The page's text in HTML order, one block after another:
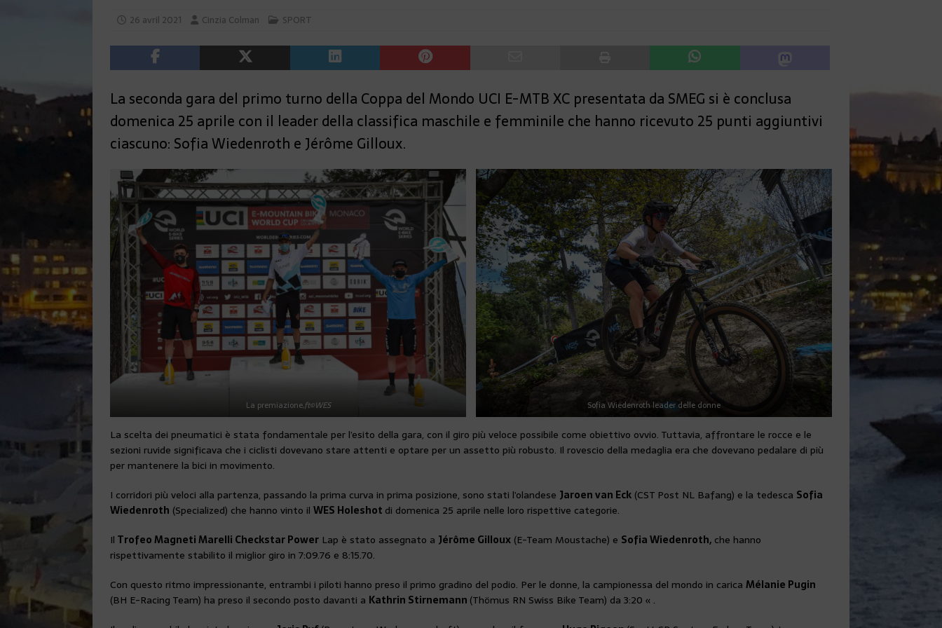
26 avril 2021 Cinzia Colman SPORT
La seconda gara del primo turno della Coppa del Mondo UCI E-MTB XC presentata da SMEG si è conclusa
domenica 25 aprile con il leader della classifica maschile e femminile che hanno ricevuto 25 punti aggiuntivi
ciascuno: Sofia Wiedenroth e Jérôme Gilloux.
La premiazione,ft©WES Sofia Wiedenroth leader delle donne
La scelta dei pneumatici è stata fondamentale per l’esito della gara, con il giro più veloce possibile come obiettivo ovvio. Tuttavia, affrontare le rocce e le
sezioni ruvide significava che i ciclisti dovevano stare attenti e optare per un assetto più robusto. Il rovescio della medaglia era che dovevano pedalare di più
per mantenere la bici in movimento.
I corridori più veloci alla partenza, passando la prima curva in prima posizione, sono stati l’olandese Jaroen van Eck (CST Post NL Bafang) e la tedesca Sofia
Wiedenroth (Specialized) che hanno vinto il WES Holeshot di domenica 25 aprile nelle loro rispettive categorie.
Il Trofeo Magneti Marelli Checkstar Power Lap è stato assegnato a Jérôme Gilloux (E-Team Moustache) e Sofia Wiedenroth, che hanno
rispettivamente stabilito il miglior giro in 7:09.76 e 8:15.70.
Con questo ritmo impressionante, entrambi i piloti hanno preso il primo gradino del podio. Per le donne, la campionessa del mondo in carica Mélanie Pugin
(BH E-Racing Team) ha preso il secondo posto davanti a Kathrin Stirnemann (Thömus RN Swiss Bike Team) da 3:20 « .